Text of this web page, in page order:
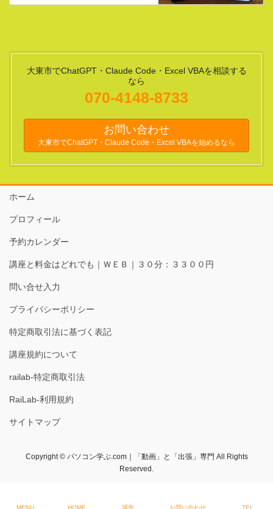
大東市でChatGPT・Claude Code・Excel VBAを相談する
なら
070-4148-8733
お問い合わせ
大東市でChatGPT・Claude Code・Excel VBAを始めるなら
ホーム
プロフィール
予約カレンダー
講座と料金はどれでも｜ＷＥＢ｜３０分：３３００円
問い合せ入力
プライバシーポリシー
特定商取引法に基づく表記
講座規約について
railab-特定商取引法
RaiLab-利用規約
サイトマップ
Copyright © パソコン学ぶ.com｜「動画」と「出張」専門 All Rights
Reserved.
MENU HOME 場所 お問い合わせ TEL